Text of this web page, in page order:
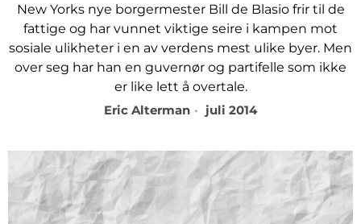
New Yorks nye borgermester Bill de Blasio frir til de
fattige og har vunnet viktige seire i kampen mot
sosiale ulikheter i en av verdens mest ulike byer. Men
over seg har han en guvernør og partifelle som ikke
er like lett å overtale.
Eric Alterman
juli 2014